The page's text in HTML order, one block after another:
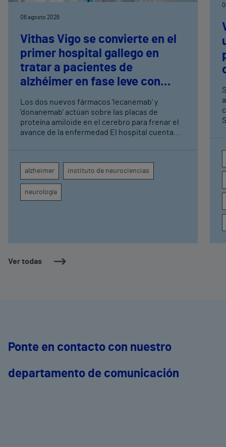
Ver todas
06 agosto 2026
Vithas Vigo se convierte en el
primer hospital gallego en
tratar a pacientes de
alzhéimer en fase leve con
terapias antiamiloide
Los dos nuevos fármacos 'lecanemab' y
'donanemab' actúan sobre las placas de
proteína amiloide en el cerebro para frenar el
avance de la enfermedad El hospital cuenta
seguimiento clínico de cada paciente
alzheimer instituto de neurociencias
neurología
Ponte en contacto con nuestro
departamento de comunicación